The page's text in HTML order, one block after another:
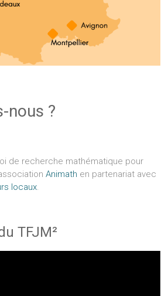
nous ?
de recherche mathématique pour
Animath en partenariat avec
locaux.
TFJM²